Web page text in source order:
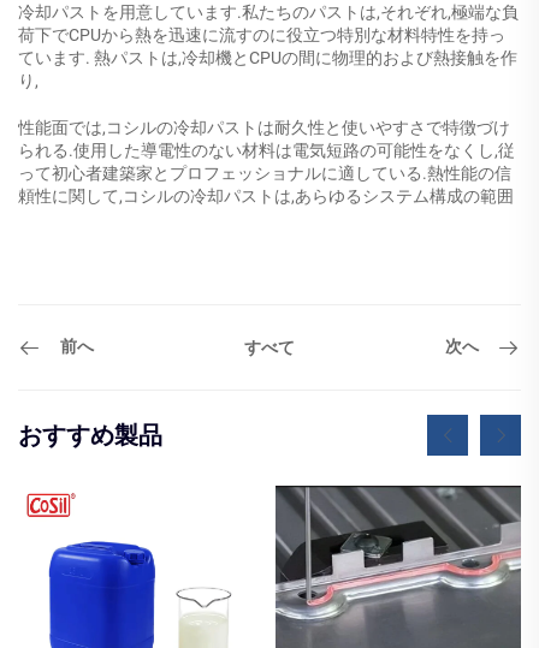
冷却パストを用意しています.私たちのパストは,それぞれ,極端な負
荷下でCPUから熱を迅速に流すのに役立つ特別な材料特性を持っ
ています. 熱パストは,冷却機とCPUの間に物理的および熱接触を作
り,
性能面では,コシルの冷却パストは耐久性と使いやすさで特徴づけ
られる.使用した導電性のない材料は電気短路の可能性をなくし,従
って初心者建築家とプロフェッショナルに適している.熱性能の信
頼性に関して,コシルの冷却パストは,あらゆるシステム構成の範囲
前へ すべて 次へ
おすすめ製品